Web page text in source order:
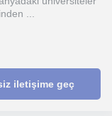
...
iletişime geç